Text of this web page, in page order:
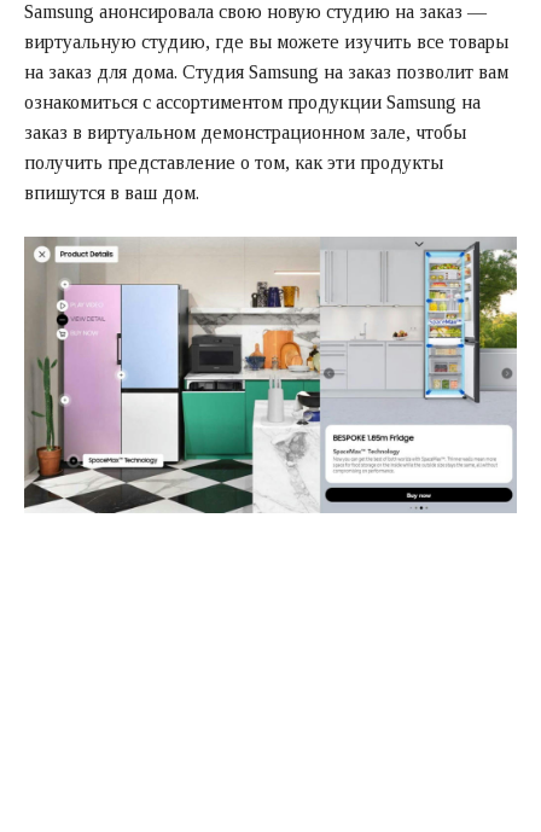
Samsung анонсировала свою новую студию на заказ —
виртуальную студию, где вы можете изучить все товары
на заказ для дома. Студия Samsung на заказ позволит вам
ознакомиться с ассортиментом продукции Samsung на
заказ в виртуальном демонстрационном зале, чтобы
получить представление о том, как эти продукты
впишутся в ваш дом.